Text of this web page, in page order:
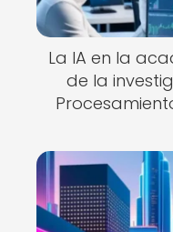
La IA en la
de la